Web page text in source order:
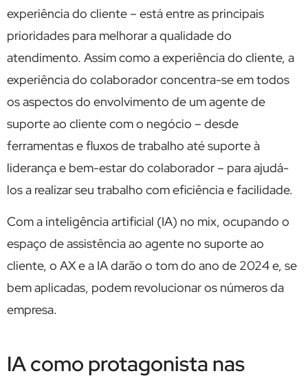
experiência do cliente – está entre as principais
prioridades para melhorar a qualidade do
atendimento. Assim como a experiência do cliente, a
experiência do colaborador concentra-se em todos
os aspectos do envolvimento de um agente de
suporte ao cliente com o negócio – desde
ferramentas e fluxos de trabalho até suporte à
liderança e bem-estar do colaborador – para ajudá-
los a realizar seu trabalho com eficiência e facilidade.
Com a inteligência artificial (IA) no mix, ocupando o
espaço de assistência ao agente no suporte ao
cliente, o AX e a IA darão o tom do ano de 2024 e, se
bem aplicadas, podem revolucionar os números da
empresa.
IA como protagonista nas